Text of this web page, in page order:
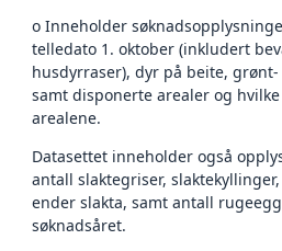
o Inneholder
telledato 1. oktober (inkludert
husdyrraser), dyr på beite,
samt disponerte arealer og
arealene.
Datasettet inneholder også
antall slaktegriser,
ender slakta, samt antall
søknadsåret.